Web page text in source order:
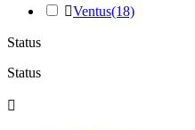
Ventus(18)
Status
Status
